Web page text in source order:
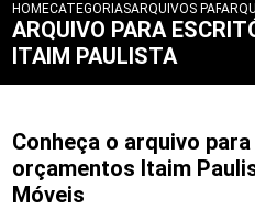
HOMECATEGORIASARQUIVOS PARA
ARQUIVO PARA
ITAIM PAULISTA
Conheça o arquivo
orçamentos Itaim
Móveis